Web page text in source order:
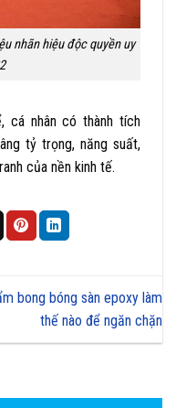
nhãn hiệu độc quyền uy
cá nhân có thành tích
tỷ trọng, năng suất,
của nền kinh tế.
bong bóng sàn epoxy làm
thế nào để ngăn chặn